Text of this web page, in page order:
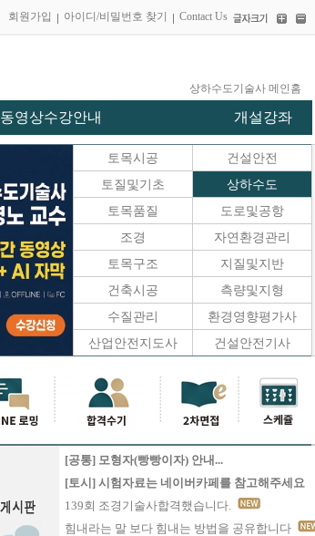
회원가입 아이디/비밀번호 찾기 Contact Us
상하수도기술사 메인홈
동영상수강안내 개설강좌
토목시공
건설안전
토질및기초
상하수도
토목품질
도로및공항
조경
자연환경관리
토목구조
지질및지반
건축시공
측량및지형
수질관리
환경영향평가사
산업안전지도사
건설안전기사
[공통] 모형자(빵빵이자) 안내...
[토시] 시험자료는 네이버카페를 참고해주세요
139회 조경기술사합격했습니다.
힘내라는 말 보다 힘내는 방법을 공유합니다